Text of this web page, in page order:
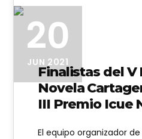
20
JUN 2021
Finalistas del V
Novela
III Premio Icue
El equipo organizador